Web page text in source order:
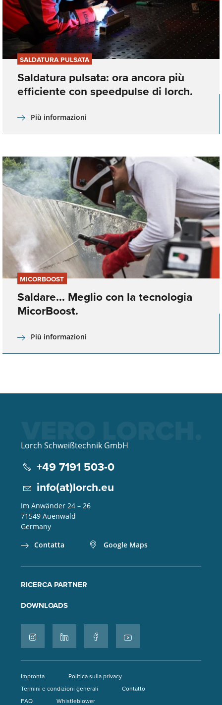
SALDATURA PULSATA
Saldatura pulsata: ora ancora più
efficiente con speedpulse di lorch.
Più informazioni
MICORBOOST
Saldare... Meglio con la tecnologia
MicorBoost.
Più informazioni
Lorch Schweißtechnik GmbH
+49 7191 503-0
info(at)lorch.eu
Im Anwänder 24 – 26
71549 Auenwald
Germany
Contatta
Google Maps
RICERCA PARTNER
DOWNLOADS
Impronta
Politica sulla privacy
Termini e condizioni generali
Contatto
FAQ
Whistleblower